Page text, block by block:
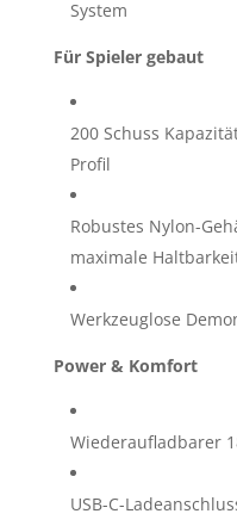
System
Für Spieler gebaut
200 Schuss
Profil
Robustes Nylon-
maximale
Werkzeuglose
Power & Komfort
Wiederaufladbarer
USB-C-